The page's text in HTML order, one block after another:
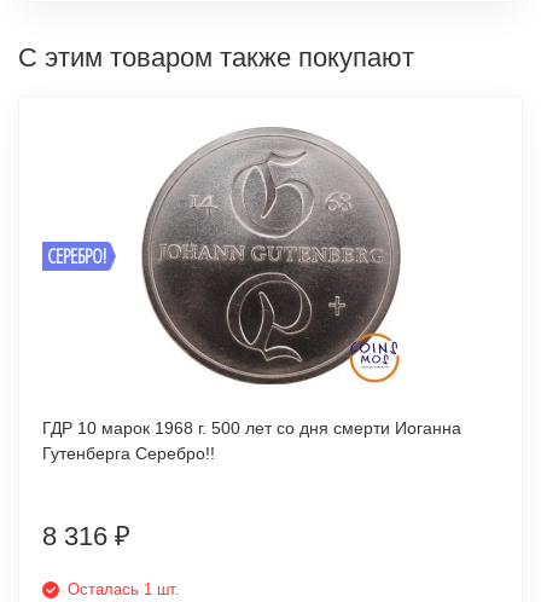
С этим товаром также покупают
СЕРЕБРО!
ГДР 10 марок 1968 г. 500 лет со дня смерти Иоганна
Гутенберга Серебро!!
8 316 ₽
Осталась 1 шт.